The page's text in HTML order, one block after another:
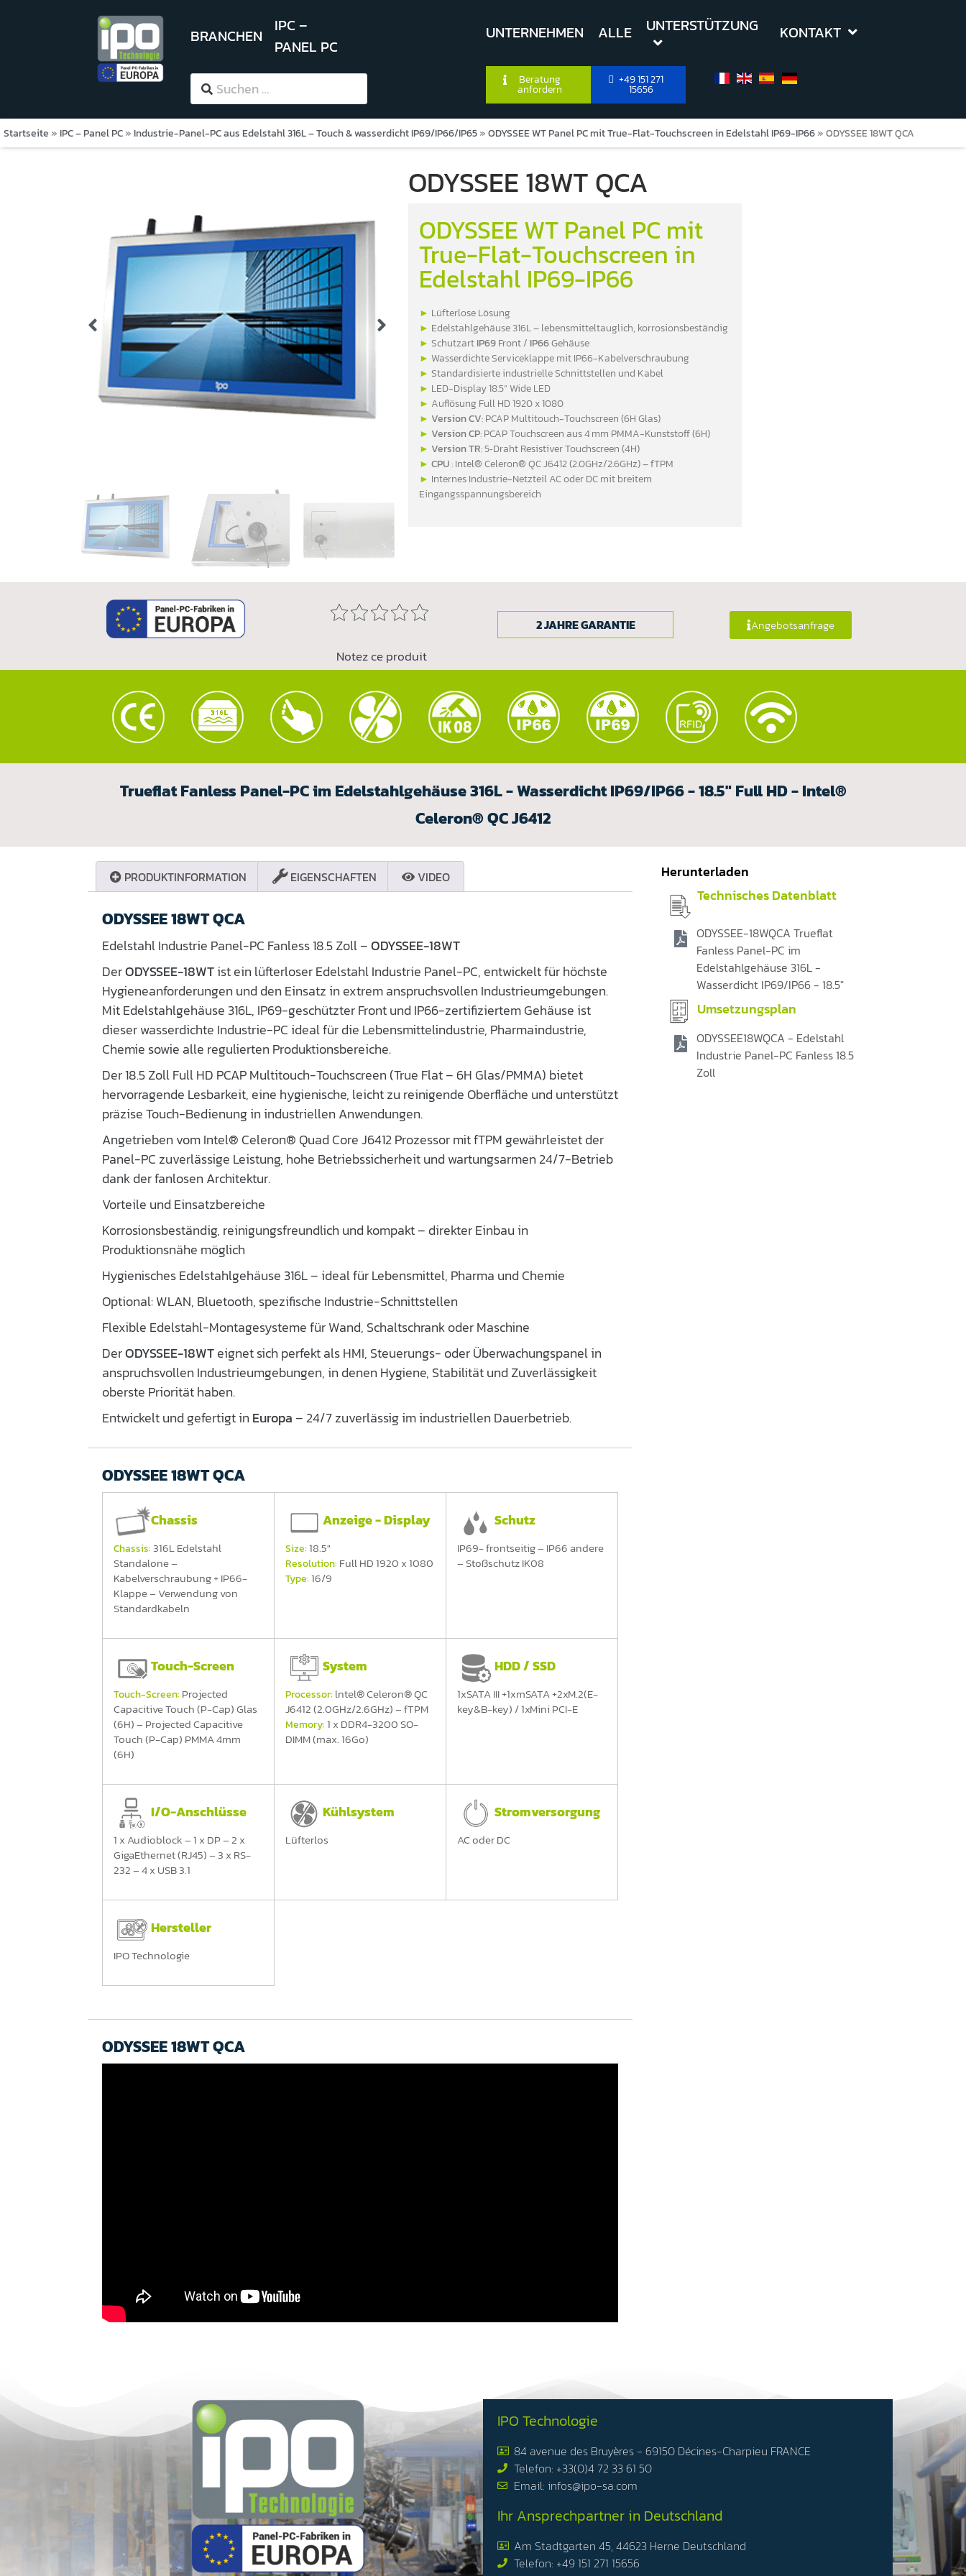
BRANCHEN
IPC –
PANEL PC
UNTERNEHMEN ALLE UNTERSTÜTZUNG KONTAKT
Beratung
anfordern
+49 151 271
15656
Startseite » IPC – Panel PC » Industrie-Panel-PC aus Edelstahl 316L – Touch & wasserdicht IP69/IP66/IP65 » ODYSSEE WT Panel PC mit True-Flat-Touchscreen in Edelstahl IP69-IP66 » ODYSSEE 18WT QCA
ODYSSEE 18WT QCA
ODYSSEE WT Panel PC mit
True-Flat-Touchscreen in
Edelstahl IP69-IP66
► Lüfterlose Lösung
► Edelstahlgehäuse 316L – lebensmitteltauglich, korrosionsbeständig
► SchutzartIP69Front / IP66Gehäuse
► Wasserdichte Serviceklappe mit IP66-Kabelverschraubung
► Standardisierte industrielle Schnittstellen und Kabel
► LED-Display 18.5” Wide LED
► Auflösung Full HD 1920 x 1080
► Version CV: PCAP Multitouch-Touchscreen (6H Glas)
► Version CP: PCAP Touchscreen aus 4 mm PMMA-Kunststoff (6H)
► Version TR: 5‑Draht Resistiver Touchscreen (4H)
► CPU: Intel® Celeron® QC J6412 (2.0GHz/2.6GHz) – fTPM
► Internes Industrie-Netzteil AC oder DC mit breitem
Eingangsspannungsbereich
Notez ce produit
2 JAHRE GARANTIE Angebotsanfrage
Trueflat Fanless Panel-PC im Edelstahlgehäuse 316L - Wasserdicht IP69/IP66 - 18.5" Full HD - Intel®
Celeron® QC J6412
PRODUKTINFORMATION EIGENSCHAFTEN VIDEO
ODYSSEE 18WT QCA
Edelstahl Industrie Panel-PC Fanless 18.5 Zoll –ODYSSEE-18WT
DerODYSSEE-18WTist ein lüfterloser Edelstahl Industrie Panel-PC, entwickelt für höchste
Hygieneanforderungen und den Einsatz in extrem anspruchsvollen Industrieumgebungen.
Mit Edelstahlgehäuse 316L, IP69-geschützter Front und IP66-zertifiziertem Gehäuse ist
dieser wasserdichte Industrie-PC ideal für die Lebensmittelindustrie, Pharmaindustrie,
Chemie sowie alle regulierten Produktionsbereiche.
Der 18.5 Zoll Full HD PCAP Multitouch-Touchscreen (True Flat – 6H Glas/PMMA) bietet
hervorragende Lesbarkeit, eine hygienische, leicht zu reinigende Oberfläche und unterstützt
präzise Touch-Bedienung in industriellen Anwendungen.
Angetrieben vom Intel® Celeron® Quad Core J6412 Prozessor mit fTPM gewährleistet der
Panel-PC zuverlässige Leistung, hohe Betriebssicherheit und wartungsarmen 24/7-Betrieb
dank der fanlosen Architektur.
Vorteile und Einsatzbereiche
Korrosionsbeständig, reinigungsfreundlich und kompakt – direkter Einbau in
Produktionsnähe möglich
Hygienisches Edelstahlgehäuse 316L – ideal für Lebensmittel, Pharma und Chemie
Optional: WLAN, Bluetooth, spezifische Industrie-Schnittstellen
Flexible Edelstahl-Montagesysteme für Wand, Schaltschrank oder Maschine
DerODYSSEE-18WTeignet sich perfekt als HMI, Steuerungs- oder Überwachungspanel in
anspruchsvollen Industrieumgebungen, in denen Hygiene, Stabilität und Zuverlässigkeit
oberste Priorität haben.
Entwickelt und gefertigt in Europa – 24/7 zuverlässig im industriellen Dauerbetrieb.
ODYSSEE 18WT QCA
Chassis
Chassis:316L Edelstahl
Standalone –
Kabelverschraubung + IP66-
Klappe – Verwendung von
Standardkabeln
Anzeige - Display
Size:18.5"
Resolution: Full HD 1920 x 1080
Type:16/9
Schutz
IP69- frontseitig – IP66 andere
– Stoßschutz IK08
Touch-Screen
Touch-Screen: Projected
Capacitive Touch (P-Cap) Glas
(6H) – Projected Capacitive
Touch (P-Cap) PMMA 4mm
(6H)
System
Processor: lntel® Celeron® QC
J6412 (2.0GHz/2.6GHz) – fTPM
Memory:1 x DDR4-3200 SO-
DIMM (max. 16Go)
HDD / SSD
1xSATA III +1xmSATA +2xM.2(E-
key&B-key) / 1xMini PCI-E
I/O-Anschlüsse
1 x Audioblock – 1 x DP – 2 x
GigaEthernet (RJ45) – 3 x RS-
232 – 4 x USB 3.1
Kühlsystem
Lüfterlos
Stromversorgung
AC oder DC
Hersteller
IPO Technologie
ODYSSEE 18WT QCA
Herunterladen
Technisches Datenblatt
ODYSSEE-18WQCA Trueflat
Fanless Panel-PC im
Edelstahlgehäuse 316L -
Wasserdicht IP69/IP66 - 18.5"
Umsetzungsplan
ODYSSEE18WQCA - Edelstahl
Industrie Panel-PC Fanless 18.5
Zoll
IPO Technologie
84 avenue des Bruyères - 69150 Décines-Charpieu FRANCE
Telefon: +33(0)4 72 33 61 50
Email: infos@ipo-sa.com
Ihr Ansprechpartner in Deutschland
Am Stadtgarten 45, 44623 Herne Deutschland
Telefon: +49 151 271 15656